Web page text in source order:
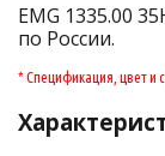
EMG 1335.00
по России.
* Спецификация, цвет и